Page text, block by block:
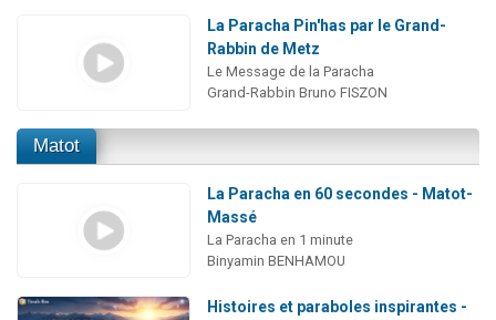
La Paracha Pin'has par le Grand-
Rabbin de Metz
Le Message de la Paracha
Grand-Rabbin Bruno FISZON
Matot
La Paracha en 60 secondes - Matot-
Massé
La Paracha en 1 minute
Binyamin BENHAMOU
Histoires et paraboles inspirantes -